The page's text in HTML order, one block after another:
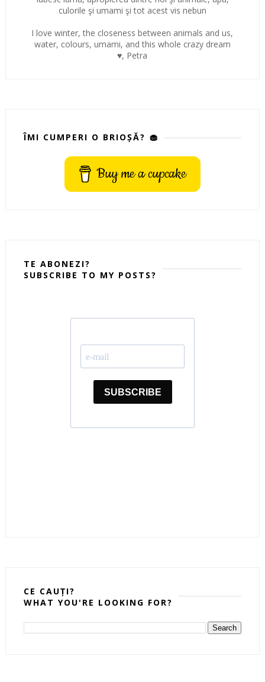
culorile şi umami şi tot acest vis nebun
I love winter, the closeness between animals and us,
water, colours, umami, and this whole crazy dream
♥, Petra
ÎMI CUMPERI O BRIOȘĂ? 🧁
Buy me a cupcake
TE ABONEZI?
SUBSCRIBE TO MY POSTS?
CE CAUȚI?
WHAT YOU'RE LOOKING FOR?